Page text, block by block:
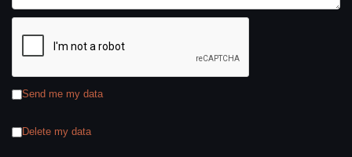
Send me my data
Delete my data